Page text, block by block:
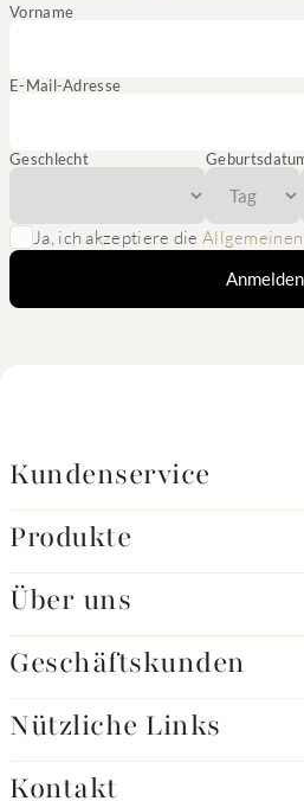
Vorname
E-Mail-Adresse
Geschlecht
Ja, ich akzeptiere die
Anmelden
Kundenservice
Produkte
Über uns
Geschäftskunden
Nützliche Links
Kontakt